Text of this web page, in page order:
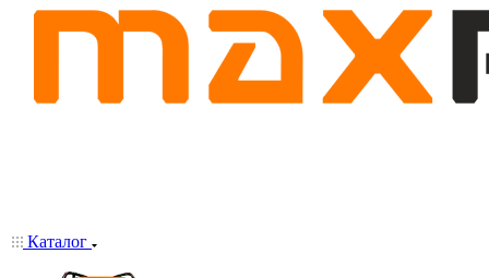
Каталог